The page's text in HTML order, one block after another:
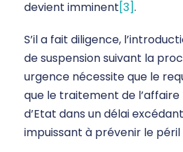
devient imminent[3].
S’il a fait diligence,
de suspension suivant la
urgence nécessite que le
que le traitement de l’affaire
d’Etat dans un délai
impuissant à prévenir le péril